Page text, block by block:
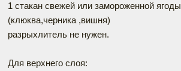
1 стакан свежей или замороженной ягоды
(клюква,черника ,вишня)
разрыхлитель не нужен.
Для верхнего слоя: